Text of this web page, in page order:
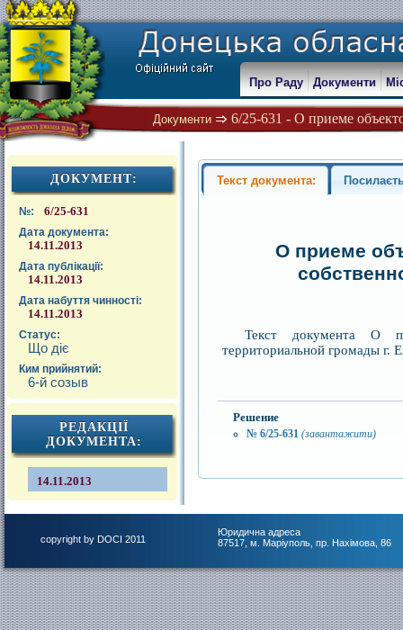
Документи 6/25-631 - О приеме
Про Раду Документи
ДОКУМЕНТ:
№: 6/25-631
Дата документа:
14.11.2013
Дата публікації:
14.11.2013
Дата набуття чинності:
14.11.2013
Статус:
Що діє
Ким прийнятий:
6-й созыв
РЕДАКЦІЇ
ДОКУМЕНТА:
14.11.2013
Текст документа:
О приеме
Текст документа О
территориальной громады г.
Решение
№ 6/25-631 (завантажити)
copyright by DOCI 2011
Юридична адреса
87517, м. Маріуполь, пр. Нахімова, 86